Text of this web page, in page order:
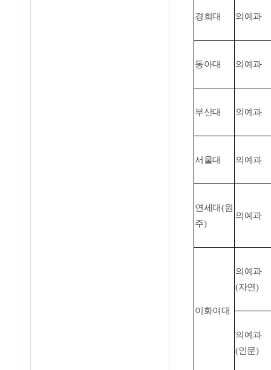
경희대 의예과
동아대 의예과
부산대 의예과
서울대 의예과
연세대(원
주)
의예과
이화여대
의예과
(자연)
의예과
(인문)